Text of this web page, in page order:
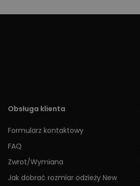
Obsługa klienta
Formularz kontaktowy
FAQ
Zwrot/Wymiana
Jak dobrać rozmiar odzieży New